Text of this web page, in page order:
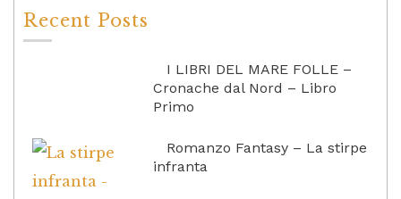
Recent Posts
I LIBRI DEL MARE FOLLE –
Cronache dal Nord – Libro
Primo
Romanzo Fantasy – La stirpe
infranta